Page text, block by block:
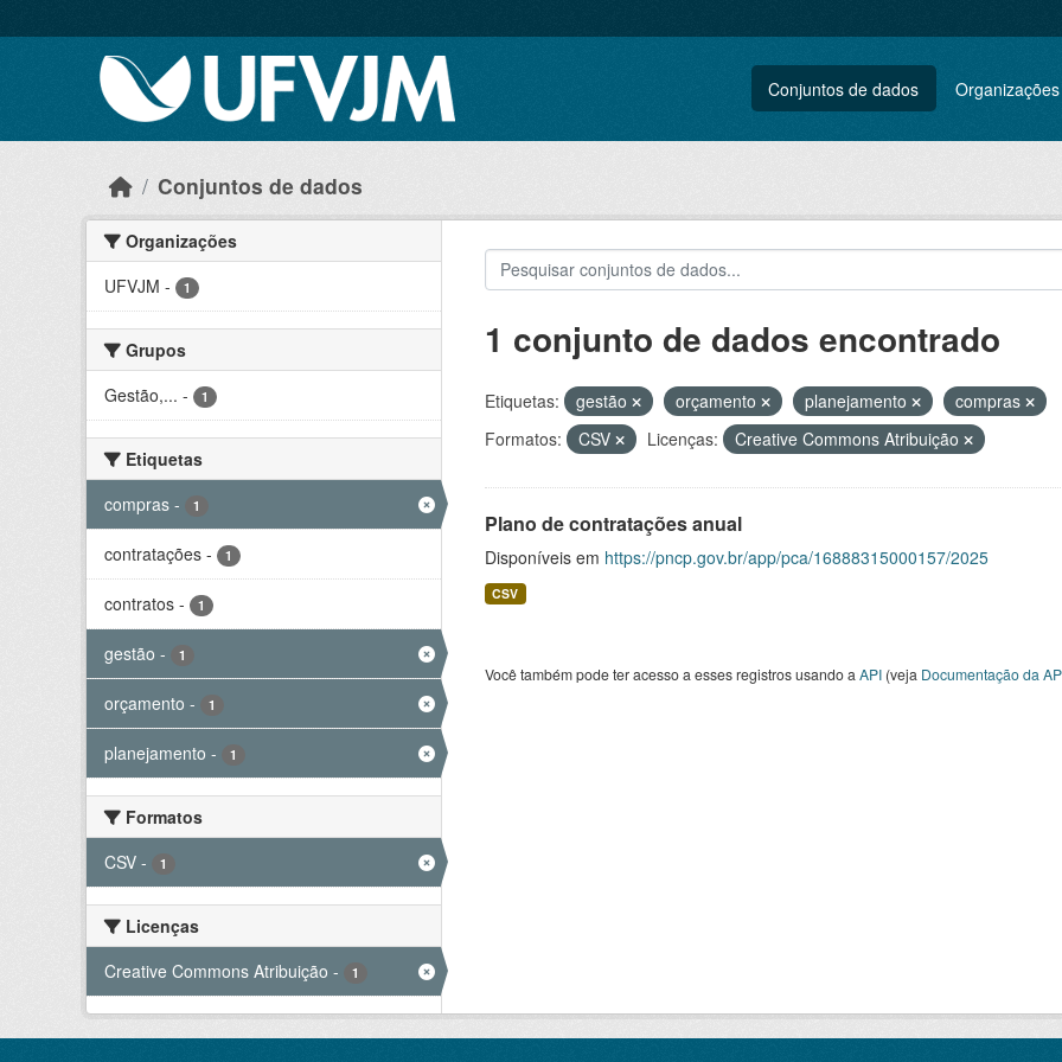
Conjuntos de dados Organizações
Conjuntos de dados
Organizações
UFVJM - 1
Grupos
Gestão,... - 1
Etiquetas
compras - 1
contratações - 1
contratos - 1
gestão - 1
orçamento - 1
planejamento - 1
Formatos
CSV - 1
Licenças
Creative Commons Atribuição - 1
1 conjunto de dados encontrado
Etiquetas: gestão orçamento planejamento
compras
Formatos:
CSV Licenças: Creative Commons Atribuição
Plano de contratações anual
Disponíveis em https://pncp.gov.br/app/pca/16888315000157/2025
CSV
Você também pode ter acesso a esses registros usando a API(veja Documentação da